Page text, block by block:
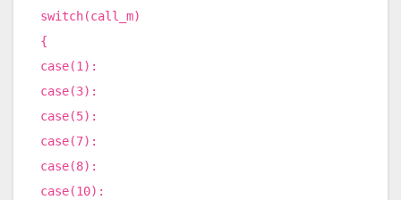
switch(call_m)
{
case(1):
case(3):
case(5):
case(7):
case(8):
case(10):